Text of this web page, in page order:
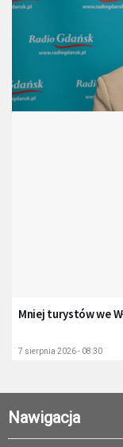
Mniej turystów we
7 sierpnia 2026 - 08:30
Nawigacja